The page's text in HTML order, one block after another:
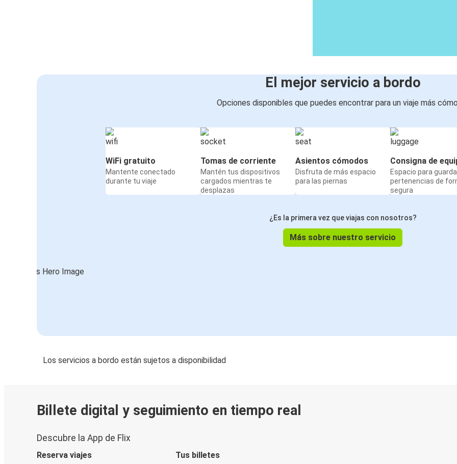
El mejor servicio a bordo
Opciones disponibles que puedes encontrar para un viaje más
WiFi gratuito
Mantente conectado
durante tu viaje
Tomas de corriente
Mantén tus dispositivos
cargados mientras te
desplazas
Asientos cómodos
Disfruta de más espacio
para las piernas
Consigna de
Espacio para
pertenencias de
segura
¿Es la primera vez que viajas con nosotros?
Más sobre nuestro servicio
Los servicios a bordo están sujetos a disponibilidad
Billete digital y seguimiento en tiempo real
Descubre la App de Flix
Reserva viajes Tus billetes